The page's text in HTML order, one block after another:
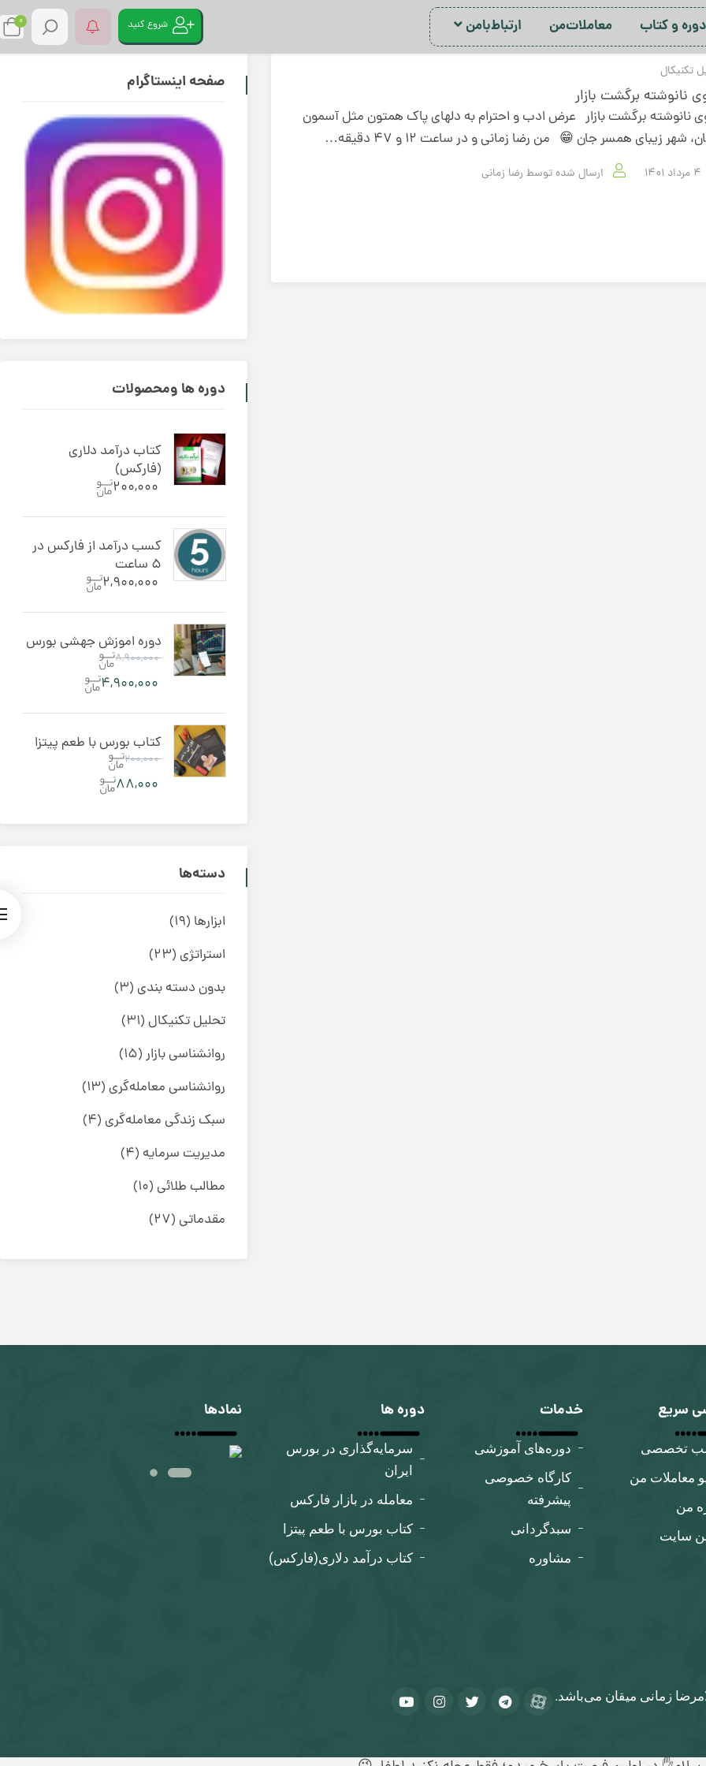
دور‌ه‌ و کتاب معاملات‌من ارتباط‌با‌من شروع کنید 0
تکنیکال
نانوشته برگشت بازار
نانوشته برگشت بازار عرض ادب و احترام به دلهای پاک همتون مثل آسمون
شهر زیبای همسر جان 😁 من رضا زمانی و در ساعت ۱۲ و ۴۷ دقیقه…
ارسال شده توسط رضا زمانی
صفحه اینستاگرام
دوره ‌ها ومحصولات
کتاب درآمد دلاری
(فارکس)
۲۰۰,۰۰۰
کسب درآمد از فارکس در
5 ساعت
۲,۹۰۰,۰۰۰
دوره اموزش جهشی بورس
۸,۹۰۰,۰۰۰
۴,۹۰۰,۰۰۰
کتاب بورس با طعم پیتزا
۲۰۰,۰۰۰
۸۸,۰۰۰
دسته‌ها
ابزارها (19)
استراتژی (23)
بدون دسته بندی (3)
تحلیل تکنیکال (31)
روانشناسی بازار(15)
روانشناسی معامله‌گری (13)
سبک زندگی معامله‌گری (4)
مدیریت سرمایه (4)
مطالب طلائی (10)
مقدماتی (27)
سریع
تخصصی
معاملات من
من
سایت
خدمات
دوره‌های آموزشی
کارگاه‌ خصوصی
پیشرفته
سبدگردانی
مشاوره
دوره ها
سرمایه‌گذاری در بورس
ایران
معامله در بازار فارکس
کتاب بورس با طعم پیتزا
کتاب درآمد دلاری‌(فارکس)
نمادها
زمانی میقان می‌باشد.